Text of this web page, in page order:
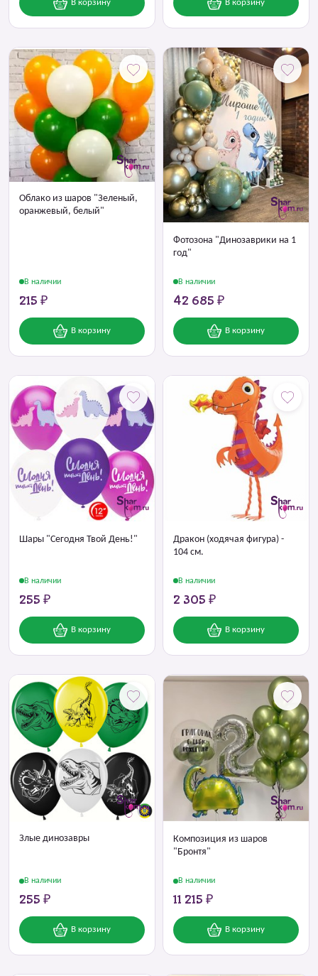
В корзину В корзину
Облако из шаров "Зеленый,
оранжевый, белый"
В наличии
215 ₽
В корзину
Фотозона "Динозаврики на 1
год"
В наличии
42 685 ₽
В корзину
Шары "Сегодня Твой День!"
В наличии
255 ₽
В корзину
Дракон (ходячая фигура) -
104 см.
В наличии
2 305 ₽
В корзину
Злые динозавры
В наличии
255 ₽
В корзину
Композиция из шаров
"Бронтя"
В наличии
11 215 ₽
В корзину